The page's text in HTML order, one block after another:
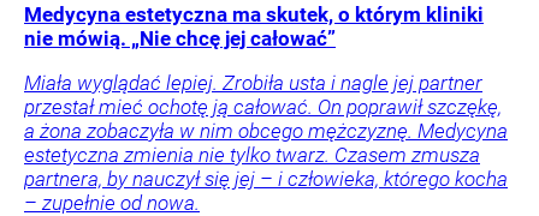
Medycyna estetyczna ma skutek, o którym kliniki
nie mówią. „Nie chcę jej całować”
Miała wyglądać lepiej. Zrobiła usta i nagle jej partner
przestał mieć ochotę ją całować. On poprawił szczękę,
a żona zobaczyła w nim obcego mężczyznę. Medycyna
estetyczna zmienia nie tylko twarz. Czasem zmusza
partnera, by nauczył się jej – i człowieka, którego kocha
– zupełnie od nowa.